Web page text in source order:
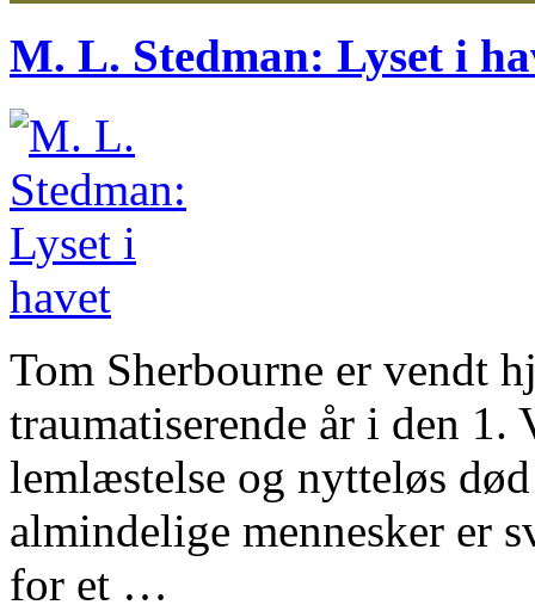
M. L. Stedman: Lyset i
Tom Sherbourne er vendt
traumatiserende år i den
lemlæstelse og nytteløs
almindelige mennesker er
for et …